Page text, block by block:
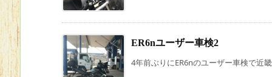
ER6nユーザー車検2
4年前ぶりにER6nのユーザー車検で近